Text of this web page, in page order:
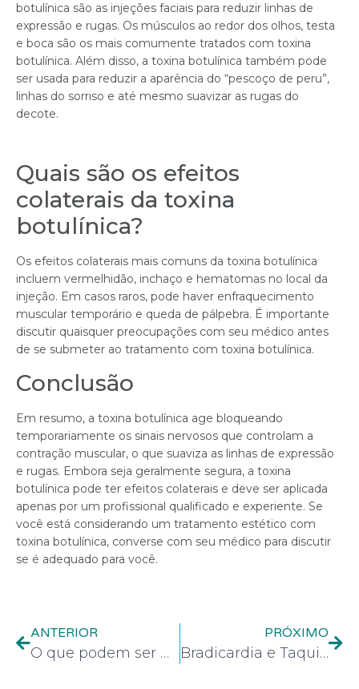
botulínica são as injeções faciais para reduzir linhas de
expressão e rugas. Os músculos ao redor dos olhos, testa
e boca são os mais comumente tratados com toxina
botulínica. Além disso, a toxina botulínica também pode
ser usada para reduzir a aparência do “pescoço de peru”,
linhas do sorriso e até mesmo suavizar as rugas do
decote.
Quais são os efeitos
colaterais da toxina
botulínica?
Os efeitos colaterais mais comuns da toxina botulínica
incluem vermelhidão, inchaço e hematomas no local da
injeção. Em casos raros, pode haver enfraquecimento
muscular temporário e queda de pálpebra. É importante
discutir quaisquer preocupações com seu médico antes
de se submeter ao tratamento com toxina botulínica.
Conclusão
Em resumo, a toxina botulínica age bloqueando
temporariamente os sinais nervosos que controlam a
contração muscular, o que suaviza as linhas de expressão
e rugas. Embora seja geralmente segura, a toxina
botulínica pode ter efeitos colaterais e deve ser aplicada
apenas por um profissional qualificado e experiente. Se
você está considerando um tratamento estético com
toxina botulínica, converse com seu médico para discutir
se é adequado para você.
ANTERIOR
O que podem ser manchas na pele ? Saiba o quais são
PRÓXIMO
Bradicardia e Taquicardia: tipos de frequência cardíaca e diferenças